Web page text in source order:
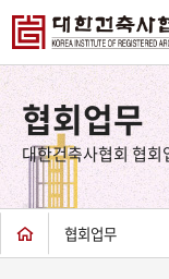
상
단
텐
츠
하
협회업무
대한건축사협회 협
협회업무